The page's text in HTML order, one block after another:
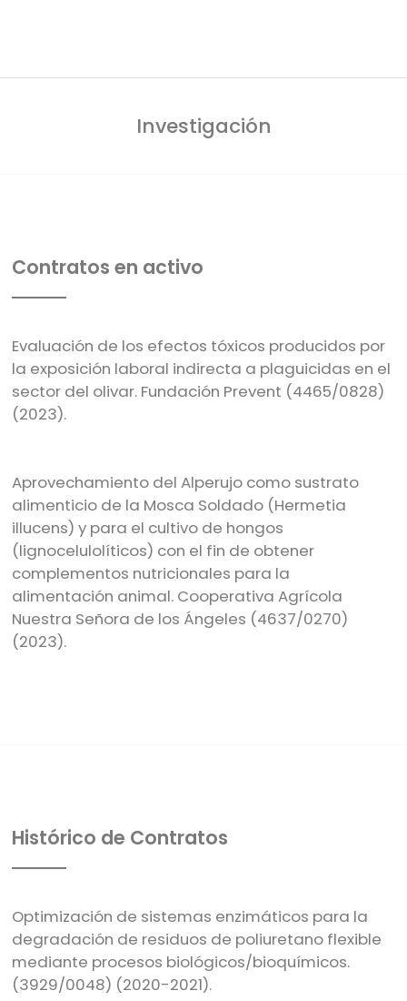
Investigación
Contratos en activo
Evaluación de los efectos tóxicos producidos por
la exposición laboral indirecta a plaguicidas en el
sector del olivar. Fundación Prevent (4465/0828)
(2023).
Aprovechamiento del Alperujo como sustrato
alimenticio de la Mosca Soldado (Hermetia
illucens) y para el cultivo de hongos
(lignocelulolíticos) con el fin de obtener
complementos nutricionales para la
alimentación animal. Cooperativa Agrícola
Nuestra Señora de los Ángeles (4637/0270)
(2023).
Histórico de Contratos
Optimización de sistemas enzimáticos para la
degradación de residuos de poliuretano flexible
mediante procesos biológicos/bioquímicos.
(3929/0048) (2020-2021).